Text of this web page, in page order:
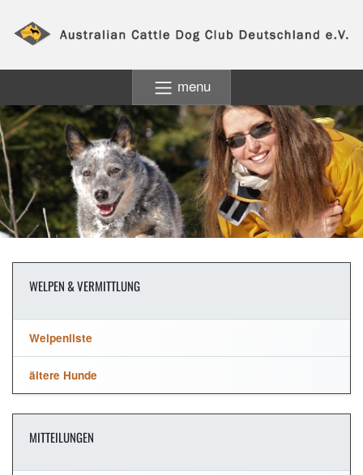
menu
WELPEN & VERMITTLUNG
Welpenliste
ältere Hunde
MITTEILUNGEN